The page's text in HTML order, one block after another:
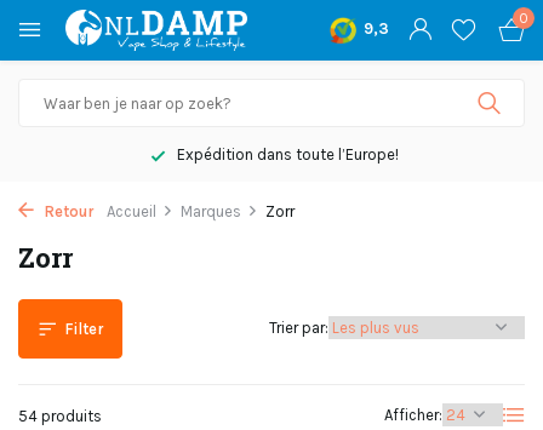
9,3
0
Retour Accueil Marques Zorr
Zorr
Filter
54 produits Afficher:
Trier par: